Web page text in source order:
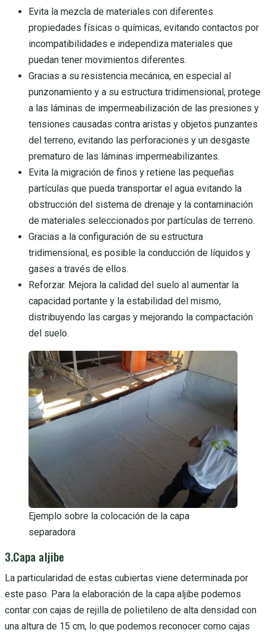
Evita la mezcla de materiales con diferentes
propiedades físicas o químicas, evitando contactos por
incompatibilidades e independiza materiales que
puedan tener movimientos diferentes.
Gracias a su resistencia mecánica, en especial al
punzonamiento y a su estructura tridimensional, protege
a las láminas de impermeabilización de las presiones y
tensiones causadas contra aristas y objetos punzantes
del terreno, evitando las perforaciones y un desgaste
prematuro de las láminas impermeabilizantes.
Evita la migración de finos y retiene las pequeñas
partículas que pueda transportar el agua evitando la
obstrucción del sistema de drenaje y la contaminación
de materiales seleccionados por partículas de terreno.
Gracias a la configuración de su estructura
tridimensional, es posible la conducción de líquidos y
gases a través de ellos.
Reforzar. Mejora la calidad del suelo al aumentar la
capacidad portante y la estabilidad del mismo,
distribuyendo las cargas y mejorando la compactación
del suelo.
Ejemplo sobre la colocación de la capa
separadora
3.Capa aljibe
La particularidad de estas cubiertas viene determinada por
este paso. Para la elaboración de la capa aljibe podemos
contar con cajas de rejilla de polietileno de alta densidad con
una altura de 15 cm, lo que podemos reconocer como cajas